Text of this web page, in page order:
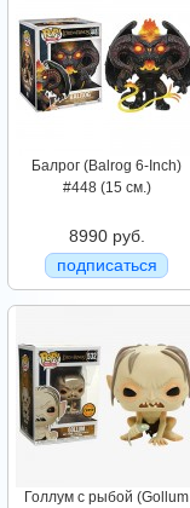
Балрог (Balrog 6-Inch)
#448 (15 см.)
8990 руб.
подписаться
Голлум с рыбой (Gollum